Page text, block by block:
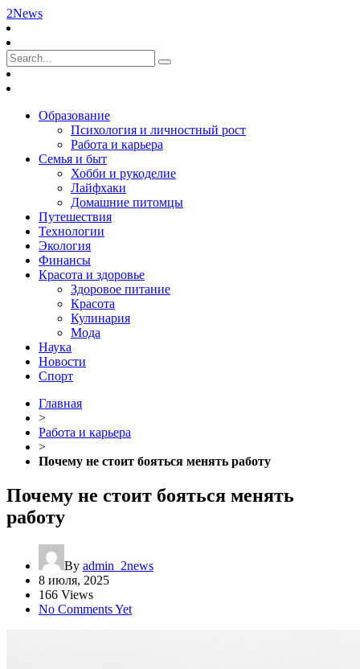
2News
Образование
Психология и личностный рост
Работа и карьера
Семья и быт
Хобби и рукоделие
Лайфхаки
Домашние питомцы
Путешествия
Технологии
Экология
Финансы
Красота и здоровье
Здоровое питание
Красота
Кулинария
Мода
Наука
Новости
Спорт
Главная
>
Работа и карьера
>
Почему не стоит бояться менять работу
Почему не стоит бояться менять
работу
By admin_2news
8 июля, 2025
166 Views
No Comments Yet